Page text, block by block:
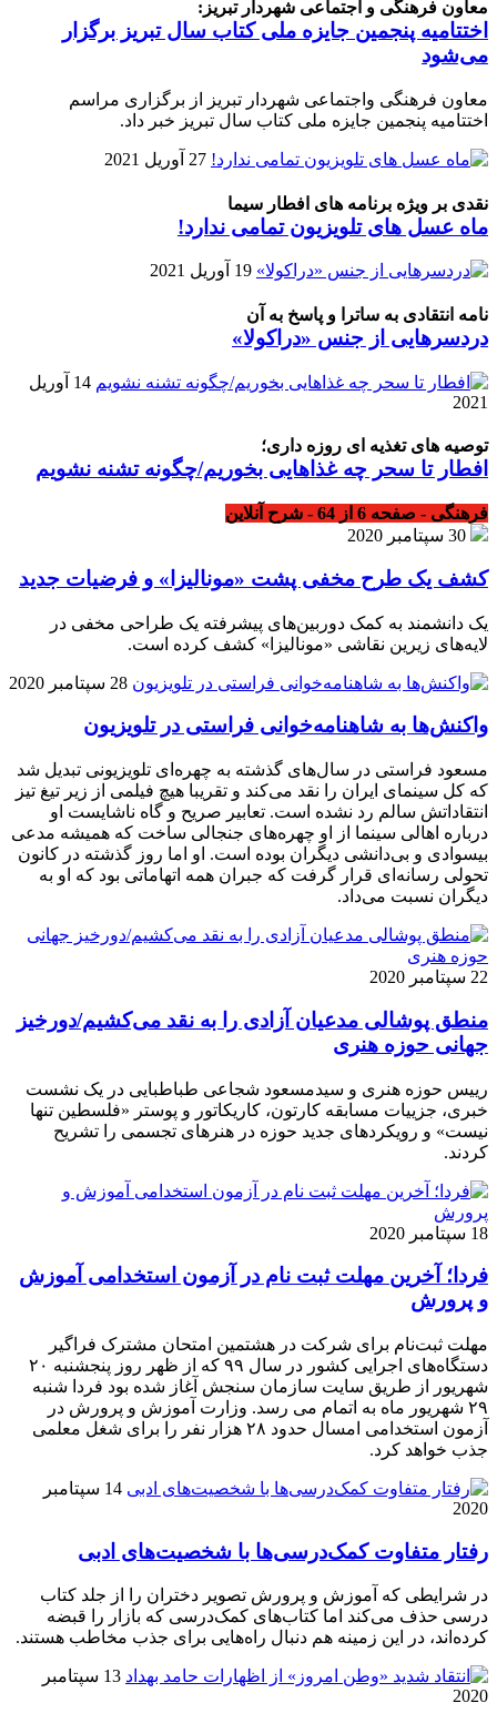
معاون فرهنگی و اجتماعی شهردار تبریز:
اختتامیه پنجمین جایزه ملی کتاب سال تبریز برگزار
می‌شود
معاون فرهنگی واجتماعی شهردار تبریز از برگزاری مراسم
اختتامیه پنجمین جایزه ملی کتاب سال تبریز خبر داد.
27 آوریل 2021
نقدی بر ویژه برنامه های افطار سیما
ماه عسل های تلویزیون تمامی ندارد!
19 آوریل 2021
نامه انتقادی به ساترا و پاسخ به آن
دردسرهایی از جنس «دراکولا»
14 آوریل
2021
توصیه های تغذیه ای روزه داری؛
افطار تا سحر چه غذاهایی بخوریم/چگونه تشنه نشویم
فرهنگی - صفحه 6 از 64 - شرح آنلاین
30 سپتامبر 2020
کشف یک طرح مخفی پشت «مونالیزا» و فرضیات جدید
یک دانشمند به کمک دوربین‌های پیشرفته یک طراحی مخفی در
لایه‌های زیرین نقاشی «مونالیزا» کشف کرده است.
28 سپتامبر 2020
واکنش‌ها به شاهنامه‌خوانی فراستی در تلویزیون
مسعود فراستی در سال‌های گذشته به چهره‌ای تلویزیونی تبدیل شد
که کل سینمای ایران را نقد می‌کند و تقریبا هیچ فیلمی از زیر تیغ تیز
انتقاداتش سالم رد نشده است. تعابیر صریح و گاه ناشایست او
درباره اهالی سینما از او چهره‌های جنجالی ساخت که همیشه مدعی
بیسوادی و بی‌دانشی دیگران بوده است. او اما روز گذشته در کانون
تحولی رسانه‌ای قرار گرفت که جبران همه اتهاماتی بود که او به
دیگران نسبت می‌داد.
22 سپتامبر 2020
منطق پوشالی مدعیان آزادی را به نقد می‌کشیم/دورخیز
جهانی حوزه هنری
رییس حوزه هنری و سیدمسعود شجاعی طباطبایی در یک نشست
خبری، جزییات مسابقه کارتون، کاریکاتور و پوستر «فلسطین تنها
نیست» و رویکردهای جدید حوزه در هنرهای تجسمی را تشریح
کردند.
18 سپتامبر 2020
فردا؛ آخرین مهلت ثبت نام در آزمون استخدامی آموزش
و پرورش
مهلت ثبت‌نام برای شرکت در هشتمین امتحان مشترک فراگیر
دستگاه‌های اجرایی کشور در سال ۹۹ که از ظهر روز پنجشنبه ۲۰
شهریور از طریق سایت سازمان سنجش آغاز شده بود فردا شنبه
۲۹ شهریور ماه به اتمام می رسد. وزارت آموزش و پرورش در
آزمون استخدامی امسال حدود ۲۸ هزار نفر را برای شغل معلمی
جذب خواهد کرد.
14 سپتامبر
2020
رفتار متفاوت کمک‌درسی‌ها با شخصیت‌های ادبی
در شرایطی که آموزش و پرورش تصویر دختران را از جلد کتاب
درسی حذف می‌کند اما کتاب‌های کمک‌درسی که بازار را قبضه
کرده‌اند، در این زمینه هم دنبال راه‌هایی برای جذب مخاطب هستند.
13 سپتامبر
2020